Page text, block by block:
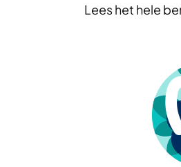
Lees het hele